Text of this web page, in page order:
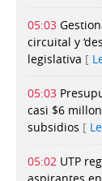
05:03
circuital y
legislativa
05:03
casi $6
subsidios
05:02 UTP